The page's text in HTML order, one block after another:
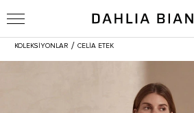
KOLEKSİYONLAR / CELIA ETEK